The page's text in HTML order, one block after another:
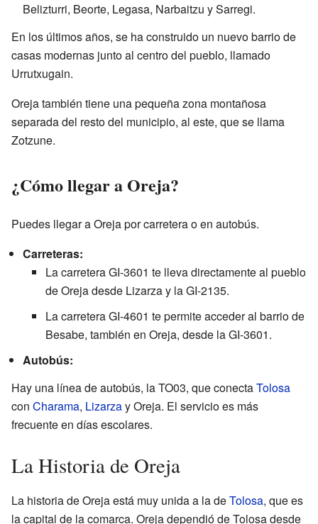
Belizturri, Beorte, Legasa, Narbaitzu y Sarregi.
En los últimos años, se ha construido un nuevo barrio de
casas modernas junto al centro del pueblo, llamado
Urrutxugain.
Oreja también tiene una pequeña zona montañosa
separada del resto del municipio, al este, que se llama
Zotzune.
¿Cómo llegar a Oreja?
Puedes llegar a Oreja por carretera o en autobús.
Carreteras:
La carretera GI-3601 te lleva directamente al pueblo
de Oreja desde Lizarza y la GI-2135.
La carretera GI-4601 te permite acceder al barrio de
Besabe, también en Oreja, desde la GI-3601.
Autobús:
Hay una línea de autobús, la TO03, que conectaTolosa
con Charama, Lizarzay Oreja. El servicio es más
frecuente en días escolares.
La Historia de Oreja
La historia de Oreja está muy unida a la deTolosa, que es
la capital de la comarca. Oreja dependió de Tolosa desde